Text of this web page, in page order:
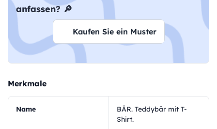
anfassen? 🔎
Kaufen Sie ein Muster
Merkmale
Name
BÄR. Teddybär mit T-
Shirt.